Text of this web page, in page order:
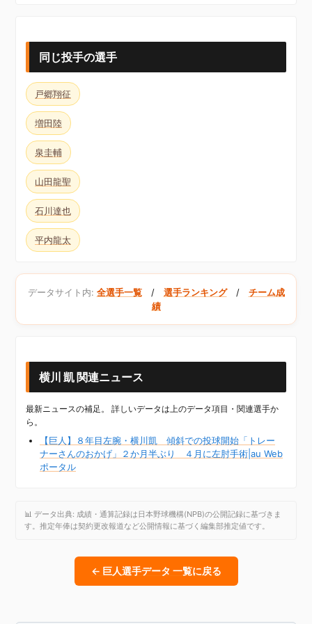
同じ投手の選手
戸郷翔征
増田陸
泉圭輔
山田龍聖
石川達也
平内龍太
データサイト内: 全選手一覧/ 選手ランキング/ チーム成
績
横川 凱 関連ニュース
最新ニュースの補足。 詳しいデータは上のデータ項目・関連選手か
ら。
【巨人】８年目左腕・横川凱 傾斜での投球開始「トレー
ナーさんのおかげ」２か月半ぶり ４月に左肘手術|au Web
ポータル
📊 データ出典: 成績・通算記録は日本野球機構(NPB)の公開記録に基づきま
す。推定年俸は契約更改報道など公開情報に基づく編集部推定値です。
← 巨人選手データ 一覧に戻る